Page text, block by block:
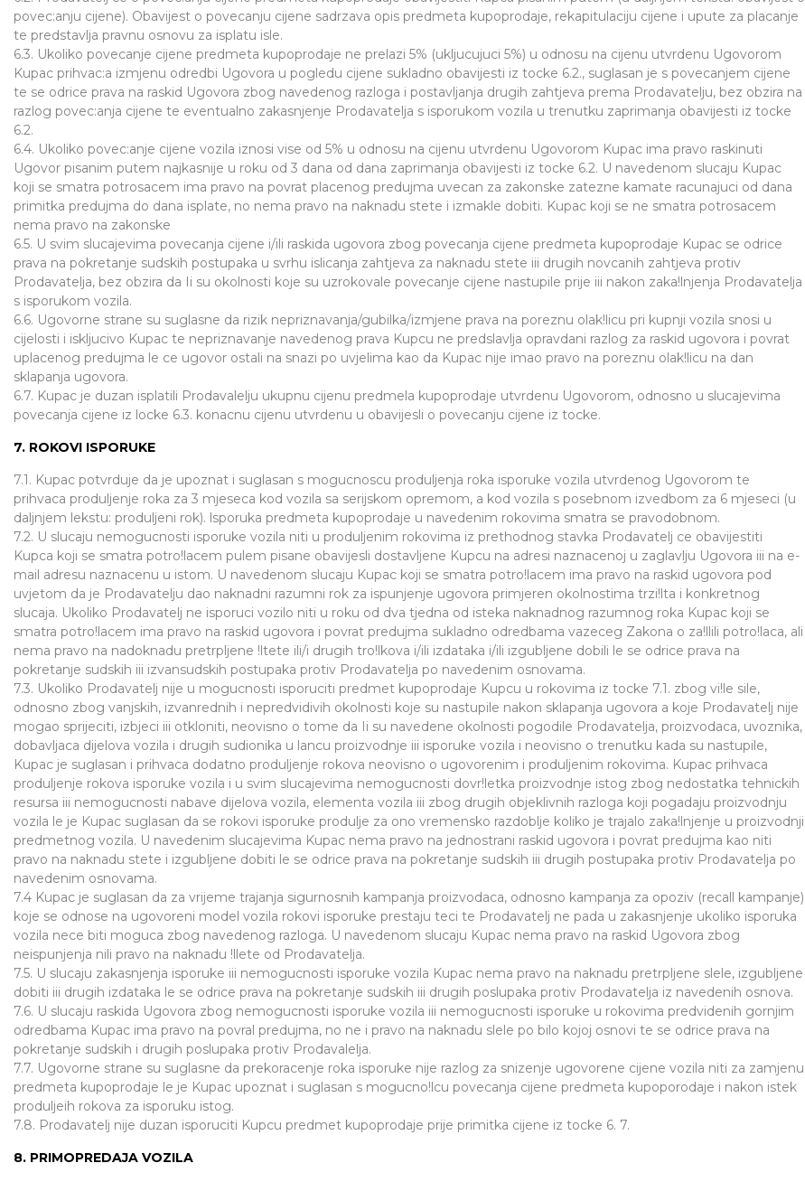
povec:anju cijene). Obavijest o povecanju cijene sadrzava opis predmeta kupoprodaje, rekapitulaciju cijene i upute za placanje
te predstavlja pravnu osnovu za isplatu isle.
6.3. Ukoliko povecanje cijene predmeta kupoprodaje ne prelazi 5% (ukljucujuci 5%) u odnosu na cijenu utvrdenu Ugovorom
Kupac prihvac:a izmjenu odredbi Ugovora u pogledu cijene sukladno obavijesti iz tocke 6.2., suglasan je s povecanjem cijene
te se odrice prava na raskid Ugovora zbog navedenog razloga i postavljanja drugih zahtjeva prema Prodavatelju, bez obzira na
razlog povec:anja cijene te eventualno zakasnjenje Prodavatelja s isporukom vozila u trenutku zaprimanja obavijesti iz tocke
6.2.
6.4. Ukoliko povec:anje cijene vozila iznosi vise od 5% u odnosu na cijenu utvrdenu Ugovorom Kupac ima pravo raskinuti
Ugovor pisanim putem najkasnije u roku od 3 dana od dana zaprimanja obavijesti iz tocke 6.2. U navedenom slucaju Kupac
koji se smatra potrosacem ima pravo na povrat placenog predujma uvecan za zakonske zatezne kamate racunajuci od dana
primitka predujma do dana isplate, no nema pravo na naknadu stete i izmakle dobiti. Kupac koji se ne smatra potrosacem
nema pravo na zakonske
6.5. U svim slucajevima povecanja cijene i/ili raskida ugovora zbog povecanja cijene predmeta kupoprodaje Kupac se odrice
prava na pokretanje sudskih postupaka u svrhu islicanja zahtjeva za naknadu stete iii drugih novcanih zahtjeva protiv
Prodavatelja, bez obzira da Ii su okolnosti koje su uzrokovale povecanje cijene nastupile prije iii nakon zaka!lnjenja Prodavatelja
s isporukom vozila.
6.6. Ugovorne strane su suglasne da rizik nepriznavanja/gubilka/izmjene prava na poreznu olak!licu pri kupnji vozila snosi u
cijelosti i iskljucivo Kupac te nepriznavanje navedenog prava Kupcu ne predslavlja opravdani razlog za raskid ugovora i povrat
uplacenog predujma le ce ugovor ostali na snazi po uvjelima kao da Kupac nije imao pravo na poreznu olak!licu na dan
sklapanja ugovora.
6.7. Kupac je duzan isplatili Prodavalelju ukupnu cijenu predmela kupoprodaje utvrdenu Ugovorom, odnosno u slucajevima
povecanja cijene iz locke 6.3. konacnu cijenu utvrdenu u obavijesli o povecanju cijene iz tocke.
7. ROKOVI ISPORUKE
7.1. Kupac potvrduje da je upoznat i suglasan s mogucnoscu produljenja roka isporuke vozila utvrdenog Ugovorom te
prihvaca produljenje roka za 3 mjeseca kod vozila sa serijskom opremom, a kod vozila s posebnom izvedbom za 6 mjeseci (u
daljnjem lekstu: produljeni rok). lsporuka predmeta kupoprodaje u navedenim rokovima smatra se pravodobnom.
7.2. U slucaju nemogucnosti isporuke vozila niti u produljenim rokovima iz prethodnog stavka Prodavatelj ce obavijestiti
Kupca koji se smatra potro!lacem pulem pisane obavijesli dostavljene Kupcu na adresi naznacenoj u zaglavlju Ugovora iii na e-
mail adresu naznacenu u istom. U navedenom slucaju Kupac koji se smatra potro!lacem ima pravo na raskid ugovora pod
uvjetom da je Prodavatelju dao naknadni razumni rok za ispunjenje ugovora primjeren okolnostima trzi!lta i konkretnog
slucaja. Ukoliko Prodavatelj ne isporuci vozilo niti u roku od dva tjedna od isteka naknadnog razumnog roka Kupac koji se
smatra potro!lacem ima pravo na raskid ugovora i povrat predujma sukladno odredbama vazeceg Zakona o za!llili potro!laca, ali
nema pravo na nadoknadu pretrpljene !ltete ili/i drugih tro!lkova i/ili izdataka i/ili izgubljene dobili le se odrice prava na
pokretanje sudskih iii izvansudskih postupaka protiv Prodavatelja po navedenim osnovama.
7.3. Ukoliko Prodavatelj nije u mogucnosti isporuciti predmet kupoprodaje Kupcu u rokovima iz tocke 7.1. zbog vi!le sile,
odnosno zbog vanjskih, izvanrednih i nepredvidivih okolnosti koje su nastupile nakon sklapanja ugovora a koje Prodavatelj nije
mogao sprijeciti, izbjeci iii otkloniti, neovisno o tome da Ii su navedene okolnosti pogodile Prodavatelja, proizvodaca, uvoznika,
dobavljaca dijelova vozila i drugih sudionika u lancu proizvodnje iii isporuke vozila i neovisno o trenutku kada su nastupile,
Kupac je suglasan i prihvaca dodatno produljenje rokova neovisno o ugovorenim i produljenim rokovima. Kupac prihvaca
produljenje rokova isporuke vozila i u svim slucajevima nemogucnosti dovr!letka proizvodnje istog zbog nedostatka tehnickih
resursa iii nemogucnosti nabave dijelova vozila, elementa vozila iii zbog drugih objeklivnih razloga koji pogadaju proizvodnju
vozila le je Kupac suglasan da se rokovi isporuke produlje za ono vremensko razdoblje koliko je trajalo zaka!lnjenje u proizvodnji
predmetnog vozila. U navedenim slucajevima Kupac nema pravo na jednostrani raskid ugovora i povrat predujma kao niti
pravo na naknadu stete i izgubljene dobiti le se odrice prava na pokretanje sudskih iii drugih postupaka protiv Prodavatelja po
navedenim osnovama.
7.4 Kupac je suglasan da za vrijeme trajanja sigurnosnih kampanja proizvodaca, odnosno kampanja za opoziv (recall kampanje)
koje se odnose na ugovoreni model vozila rokovi isporuke prestaju teci te Prodavatelj ne pada u zakasnjenje ukoliko isporuka
vozila nece biti moguca zbog navedenog razloga. U navedenom slucaju Kupac nema pravo na raskid Ugovora zbog
neispunjenja nili pravo na naknadu !llete od Prodavatelja.
7.5. U slucaju zakasnjenja isporuke iii nemogucnosti isporuke vozila Kupac nema pravo na naknadu pretrpljene slele, izgubljene
dobiti iii drugih izdataka le se odrice prava na pokretanje sudskih iii drugih poslupaka protiv Prodavatelja iz navedenih osnova.
7.6. U slucaju raskida Ugovora zbog nemogucnosti isporuke vozila iii nemogucnosti isporuke u rokovima predvidenih gornjim
odredbama Kupac ima pravo na povral predujma, no ne i pravo na naknadu slele po bilo kojoj osnovi te se odrice prava na
pokretanje sudskih i drugih poslupaka protiv Prodavalelja.
7.7. Ugovorne strane su suglasne da prekoracenje roka isporuke nije razlog za snizenje ugovorene cijene vozila niti za zamjenu
predmeta kupoprodaje le je Kupac upoznat i suglasan s mogucno!lcu povecanja cijene predmeta kupoporodaje i nakon istek
produljeih rokova za isporuku istog.
7.8. Prodavatelj nije duzan isporuciti Kupcu predmet kupoprodaje prije primitka cijene iz tocke 6. 7.
8. PRIMOPREDAJA VOZILA